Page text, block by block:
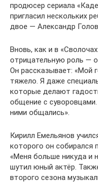
продюсер сериала
пригласил нескольких
двое — Александр
Вновь, как и в
отрицательную роль —
Он рассказывает: «Мой
тяжело. Я даже
которые делают
общение с
ними общались».
Кирилл Емельянов
которого он собирался
«Меня больше никуда и
шутил юный актёр.
второго сезона